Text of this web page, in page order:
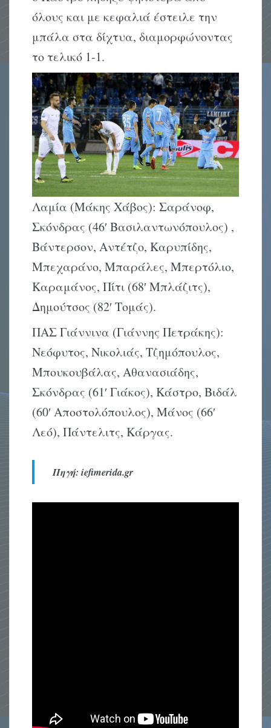
όλους και με κεφαλιά έστειλε την
μπάλα στα δίχτυα, διαμορφώνοντας
το τελικό 1-1.
Λαμία (Μάκης Χάβος): Σαράνοφ,
Σκόνδρας (46′ Βασιλαντωνόπουλος) ,
Βάντερσον, Αντέτζο, Καρυπίδης,
Μπεχαράνο, Μπαράλες, Μπερτόλιο,
Καραμάνος, Πίτι (68′ Μπλάζιτς),
Δημούτσος (82′ Τομάς).
ΠΑΣ Γιάννινα (Γιάννης Πετράκης):
Νεόφυτος, Νικολιάς, Τζημόπουλος,
Μπουκουβάλας, Αθανασιάδης,
Σκόνδρας (61′ Γιάκος), Κάστρο, Βιδάλ
(60′ Αποστολόπουλος), Μάνος (66′
Λεό), Πάντελιτς, Κάργας.
Πηγή: iefimerida.gr